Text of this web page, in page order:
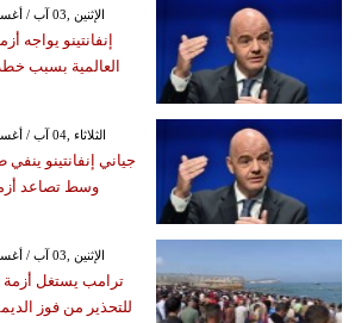
GMT 10:18 2026 الإثنين ,03 آب / أغسطس
إنفانتينو يواجه
العالمية بسبب
GMT 09:04 2026 الثلاثاء ,04 آب / أغسطس
جياني إنفانتينو
وسط تصاعد
GMT 04:20 2026 الإثنين ,03 آب / أغسطس
ترامب يستغل أزمة
للتحذير من فوز